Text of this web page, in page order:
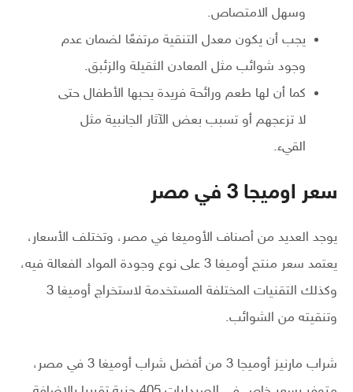
وسهل الامتصاص.
يجب أن يكون معدل التنقية مرتفعًا لضمان عدم
وجود شوائب مثل المعادن الثقيلة والزئبق.
كما أن لها طعم ورائحة فريدة يحبها الأطفال حتى
لا تزعجهم أو تسبب بعض الآثار الجانبية مثل
القيء.
سعر اوميجا 3 في مصر
يوجد العديد من أصناف الأوميغا في مصر، وتختلف الأسعار،
يعتمد سعر منتج أوميغا 3 على نوع وجودة المواد الفعالة فيه،
وكذلك التقنيات المختلفة المستخدمة لاستخراج أوميغا 3
وتنقيته من الشوائب.
شراب مارنيز أوميجا 3 من أفضل شراب أوميغا 3 في مصر،